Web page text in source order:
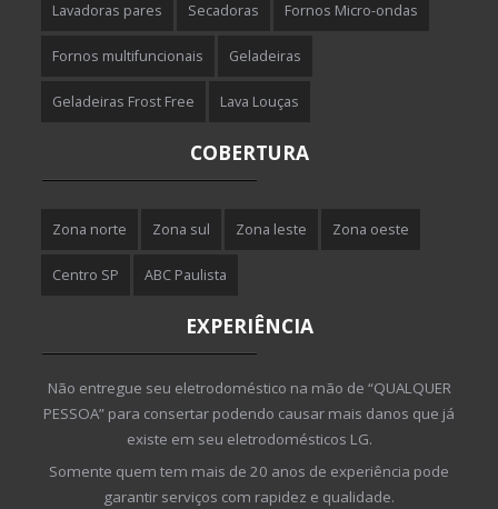
Lavadoras pares Secadoras Fornos Micro-ondas
Fornos multifuncionais Geladeiras
Geladeiras Frost Free Lava Louças
COBERTURA
Zona norte Zona sul Zona leste Zona oeste
Centro SP ABC Paulista
EXPERIÊNCIA
Não entregue seu eletrodoméstico na mão de “QUALQUER
PESSOA” para consertar podendo causar mais danos que já
existe em seu eletrodomésticos LG.
Somente quem tem mais de 20 anos de experiência pode
garantir serviços com rapidez e qualidade.